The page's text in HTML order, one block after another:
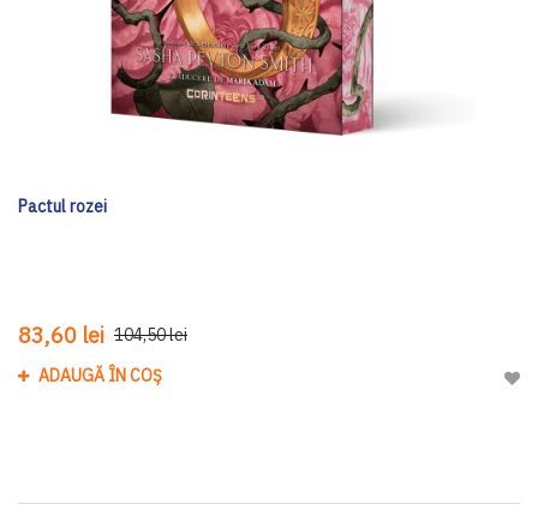
Pactul rozei
83,60 lei 104,50 lei
ADAUGĂ ÎN COȘ